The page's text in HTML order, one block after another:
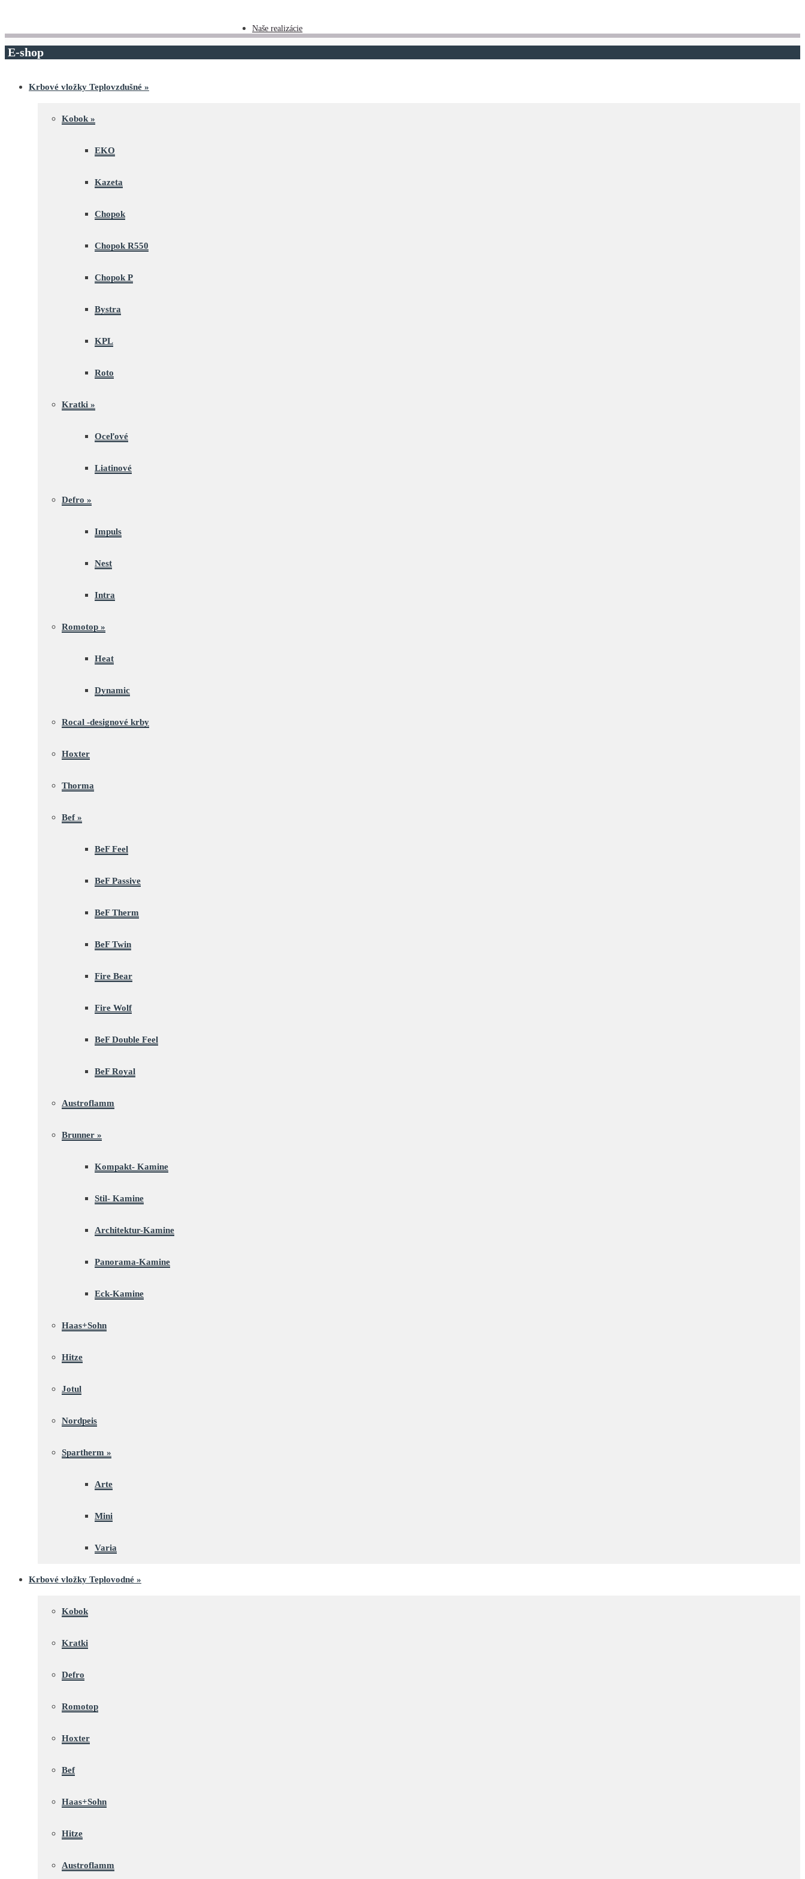
Naše realizácie
E-shop
Krbové vložky Teplovzdušné »
Kobok »
EKO
Kazeta
Chopok
Chopok R550
Chopok P
Bystra
KPL
Roto
Kratki »
Oceľové
Liatinové
Defro »
Impuls
Nest
Intra
Romotop »
Heat
Dynamic
Rocal -designové krby
Hoxter
Thorma
Bef»
BeF Feel
BeF Passive
BeF Therm
BeF Twin
Fire Bear
Fire Wolf
BeF Double Feel
BeF Royal
Austroflamm
Brunner »
Kompakt- Kamine
Stil- Kamine
Architektur-Kamine
Panorama-Kamine
Eck-Kamine
Haas+Sohn
Hitze
Jotul
Nordpeis
Spartherm »
Arte
Mini
Varia
Krbové vložky Teplovodné »
Kobok
Kratki
Defro
Romotop
Hoxter
Bef
Haas+Sohn
Hitze
Austroflamm